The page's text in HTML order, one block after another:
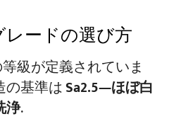
ードの選び方
等級が定義されていま
の基準はSa2.5—ほぼ白
浄.